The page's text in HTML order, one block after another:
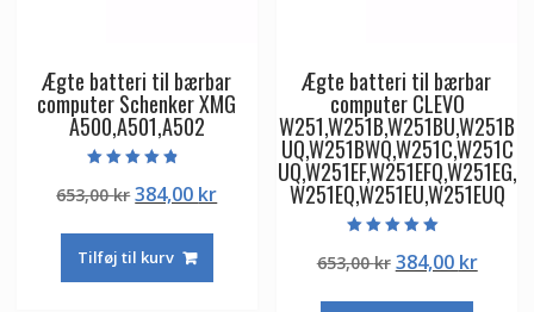
Ægte batteri til bærbar
computer Schenker XMG
A500,A501,A502
4.50
ud af 5
653,00krDen
pris
var:
384,00 krDen
Tilføj til kurv
Ægte batteri til bærbar
computer CLEVO
W251,W251B,W251BU,W251B
UQ,W251BWQ,W251C,W251C
UQ,W251EF,W251EFQ,W251EG,
W251EQ,W251EU,W251EUQ
5.00
ud af 5
653,00kr Den
384,00 krDen